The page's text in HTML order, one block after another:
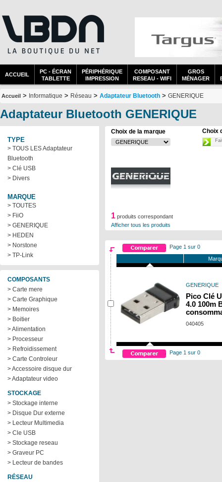
ACCUEIL
PC - ÉCRAN
TABLETTE
PÉRIPHÉRIQUE
IMPRESSION
COMPOSANT
RESEAU - WIFI
GROS
MÉNAGER
Accueil > Informatique > Réseau > Adaptateur Bluetooth > GENERIQUE
Adaptateur Bluetooth GENERIQUE
TYPE
> TOUS LES Adaptateur
Bluetooth
> Clé USB
> Divers
MARQUE
> TOUTES
> FiiO
> GENERIQUE
> HEDEN
> Norstone
> TP-Link
COMPOSANTS
> Carte mere
> Carte Graphique
> Memoires
> Boitier
> Alimentation
> Processeur
> Refroidissement
> Carte Controleur
> Accessoire disque dur
> Adaptateur video
STOCKAGE
> Stockage interne
> Disque Dur externe
> Lecteur Multimedia
> Cle USB
> Stockage reseau
> Graveur PC
> Lecteur de bandes
RÉSEAU
Choix de la marque Choix
1 produits correspondant
Afficher tous les produits
Page 1 sur 0
GENERIQUE
Pico Clé
4.0 100m
040405
Page 1 sur 0